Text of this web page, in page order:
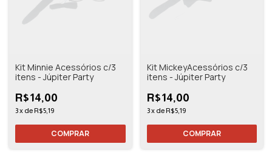
Kit Minnie Acessórios c/3
itens - Júpiter Party
R$14,00
3x de R$5,19
Kit MickeyAcessórios c/3
itens - Júpiter Party
R$14,00
3x de R$5,19